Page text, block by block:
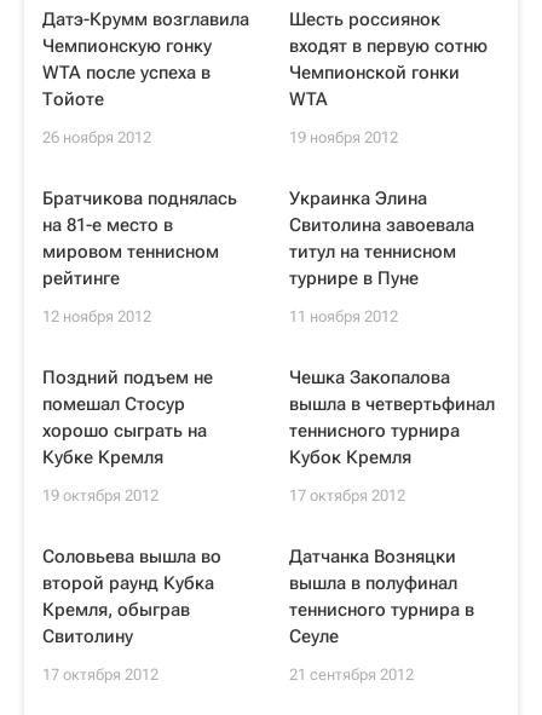
Датэ-Крумм возглавила
Чемпионскую гонку
WTA после успеха в
Тойоте
26 ноября 2012
Шесть россиянок
входят в первую сотню
Чемпионской гонки
WTA
19 ноября 2012
Братчикова поднялась
на 81-е место в
мировом теннисном
рейтинге
12 ноября 2012
Украинка Элина
Свитолина завоевала
титул на теннисном
турнире в Пуне
11 ноября 2012
Поздний подъем не
помешал Стосур
хорошо сыграть на
Кубке Кремля
19 октября 2012
Чешка Закопалова
вышла в четвертьфинал
теннисного турнира
Кубок Кремля
17 октября 2012
Соловьева вышла во
второй раунд Кубка
Кремля, обыграв
Свитолину
17 октября 2012
Датчанка Возняцки
вышла в полуфинал
теннисного турнира в
Сеуле
21 сентября 2012